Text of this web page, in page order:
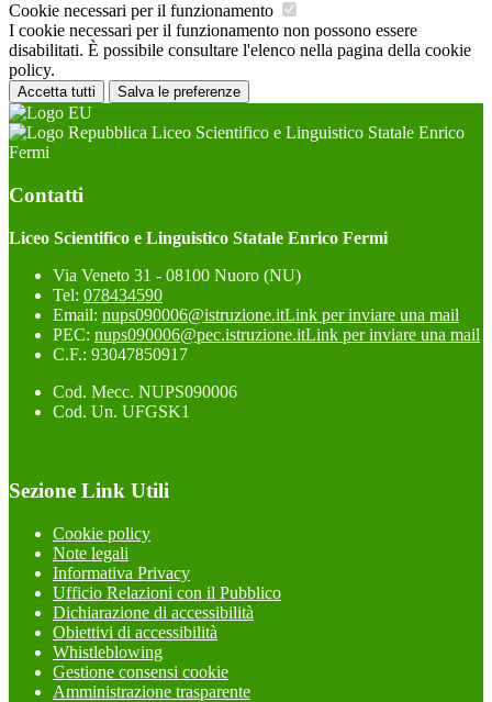
Cookie necessari per il funzionamento
I cookie necessari per il funzionamento non possono essere
disabilitati. È possibile consultare l'elenco nella pagina della cookie
policy.
Accetta tutti Salva le preferenze
Liceo Scientifico e Linguistico Statale Enrico
Fermi
Contatti
Liceo Scientifico e Linguistico Statale Enrico Fermi
Via Veneto 31 - 08100 Nuoro (NU)
Tel: 078434590
Email: nups090006@istruzione.itLink per inviare una mail
PEC: nups090006@pec.istruzione.itLink per inviare una mail
C.F.: 93047850917
Cod. Mecc. NUPS090006
Cod. Un. UFGSK1
Sezione Link Utili
Cookie policy
Note legali
Informativa Privacy
Ufficio Relazioni con il Pubblico
Dichiarazione di accessibilità
Obiettivi di accessibilità
Whistleblowing
Gestione consensi cookie
Amministrazione trasparente